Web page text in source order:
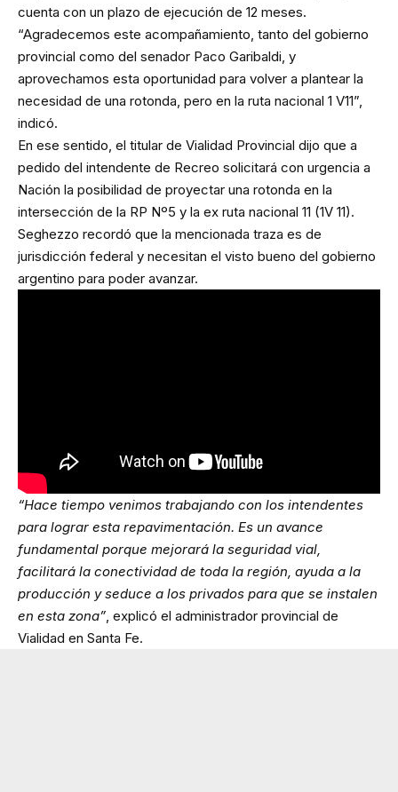
cuenta con un plazo de ejecución de 12 meses.
“Agradecemos este acompañamiento, tanto del gobierno
provincial como del senador Paco Garibaldi, y
aprovechamos esta oportunidad para volver a plantear la
necesidad de una rotonda, pero en la ruta nacional 1 V11”,
indicó.
En ese sentido, el titular de Vialidad Provincial dijo que a
pedido del intendente de Recreo solicitará con urgencia a
Nación la posibilidad de proyectar una rotonda en la
intersección de la RP Nº5 y la ex ruta nacional 11 (1V 11).
Seghezzo recordó que la mencionada traza es de
jurisdicción federal y necesitan el visto bueno del gobierno
argentino para poder avanzar.
“Hace tiempo venimos trabajando con los intendentes
para lograr esta repavimentación. Es un avance
fundamental porque mejorará la seguridad vial,
facilitará la conectividad de toda la región, ayuda a la
producción y seduce a los privados para que se instalen
en esta zona” , explicó el administrador provincial de
Vialidad en Santa Fe.